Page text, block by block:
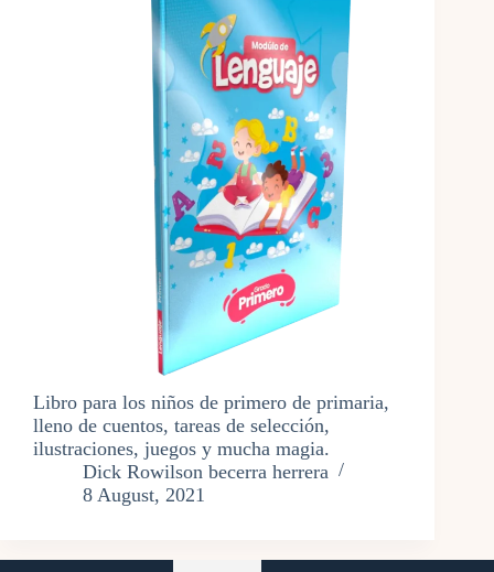
Libro para los niños de primero de primaria,
lleno de cuentos, tareas de selección,
ilustraciones, juegos y mucha magia.
Dick Rowilson becerra herrera
8 August, 2021